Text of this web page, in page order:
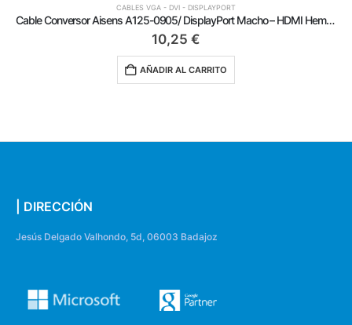
CABLES VGA - DVI - DISPLAYPORT
Cable Conversor Aisens A125-0905/ DisplayPort Macho – HDMI Hembra/ 15cm/ Negro
10,25 €
AÑADIR AL CARRITO
| DIRECCIÓN
Jesús Delgado Valhondo, 5d, 06003 Badajoz